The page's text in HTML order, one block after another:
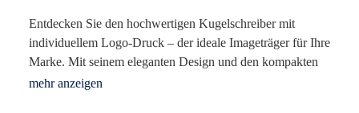
Entdecken Sie den hochwertigen Kugelschreiber mit
individuellem Logo-Druck – der ideale Imageträger für Ihre
Marke. Mit seinem eleganten Design und den kompakten
Maßen (Ø1 x 13,8 cm) ist er nicht nur ein praktisches